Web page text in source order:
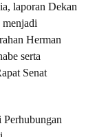
laporan Dekan
Herman
serta
Senat